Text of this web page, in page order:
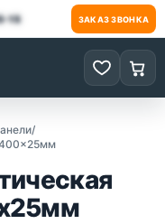
15 ЗАКАЗ ЗВОНКА
0 товаров
0
/